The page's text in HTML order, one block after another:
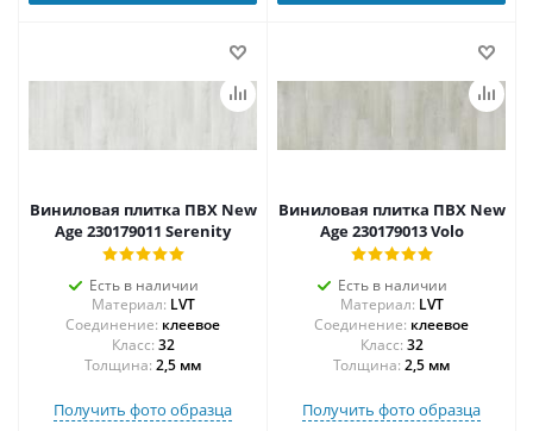
Виниловая плитка ПВХ New
Age 230179011 Serenity
Есть в наличии
Материал: LVT
Соединение: клеевое
32
Толщина: 2,5 мм
Получить фото образца
Виниловая плитка ПВХ New
Age 230179013 Volo
Есть в наличии
Материал: LVT
Соединение: клеевое
32
Толщина: 2,5 мм
Получить фото образца